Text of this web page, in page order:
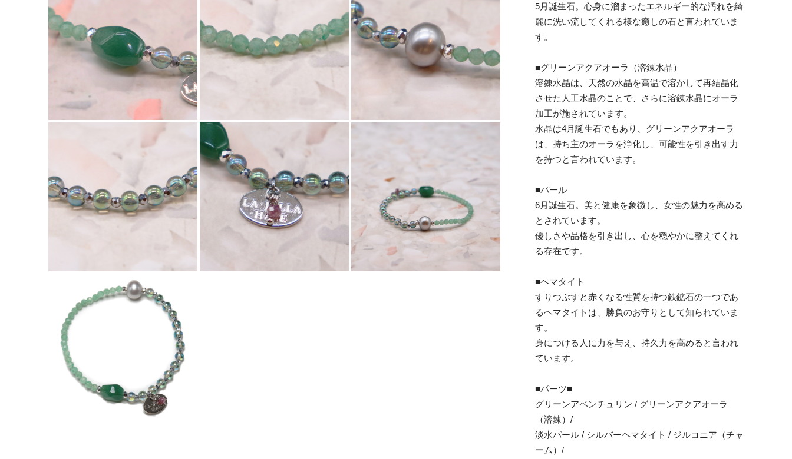
5月誕生石。心身に溜まったエネルギー的な汚れを綺
麗に洗い流してくれる様な癒しの石と言われていま
す。
■グリーンアクアオーラ（溶錬水晶）
溶錬水晶は、天然の水晶を高温で溶かして再結晶化
させた人工水晶のことで、さらに溶錬水晶にオーラ
加工が施されています。
水晶は4月誕生石でもあり、グリーンアクアオーラ
は、持ち主のオーラを浄化し、可能性を引き出す力
を持つと言われています。
■パール
6月誕生石。美と健康を象徴し、女性の魅力を高める
とされています。
優しさや品格を引き出し、心を穏やかに整えてくれ
る存在です。
■ヘマタイト
すりつぶすと赤くなる性質を持つ鉄鉱石の一つであ
るヘマタイトは、勝負のお守りとして知られていま
す。
身につける人に力を与え、持久力を高めると言われ
ています。
■パーツ■
グリーンアベンチュリン / グリーンアクアオーラ
（溶錬）/
淡水パール / シルバーヘマタイト / ジルコニア（チャ
ーム）/